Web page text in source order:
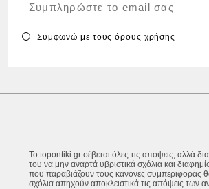
Συμφωνώ με τουςόρους χρήσης
Το topontiki.gr σέβεται όλες τις απόψεις, αλλά
του να μην αναρτά υβριστικά σχόλια και
που παραβιάζουν τους κανόνες συμπεριφοράς
σχόλια απηχούν αποκλειστικά τις απόψεις των